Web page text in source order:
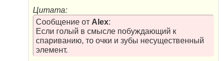
Цитата:
Сообщение от Alex:
Если голый в смысле побуждающий к
спариванию, то очки и зубы несущественный
элемент.